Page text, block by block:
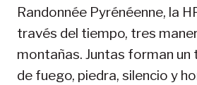
Randonnée Pyrénéenne, la
través del tiempo, tres
montañas. Juntas forman un
de fuego, piedra, silencio y